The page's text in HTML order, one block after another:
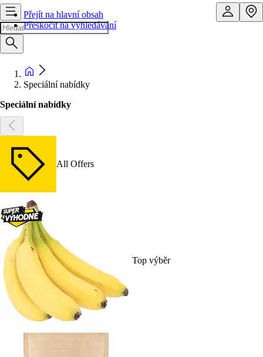
Přejít na hlavní obsah
Přeskočit na vyhledávání
Speciální nabídky
Speciální nabídky
All Offers
Top výběr